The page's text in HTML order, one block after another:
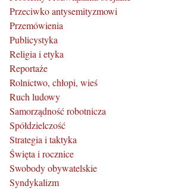
Przeciwko antysemityzmowi
Przemówienia
Publicystyka
Religia i etyka
Reportaże
Rolnictwo, chłopi, wieś
Ruch ludowy
Samorządność robotnicza
Spółdzielczość
Strategia i taktyka
Święta i rocznice
Swobody obywatelskie
Syndykalizm